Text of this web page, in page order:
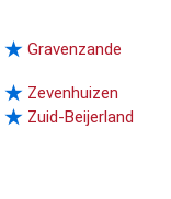
Gravenzande
Zevenhuizen
Zuid-Beijerland